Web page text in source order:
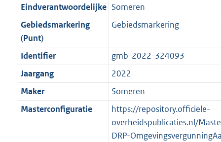
f
o
m
a
a
t
b
n
f
r
m
a
a
t
b
i
n
o
r
m
a
a
t
b
e
i
f
o
r
m
a
a
5
o
o
t
e
:
2
K
b
r
o
t
t
e
:
2
K
b
Eindverantwoordelijke Someren
Gebiedsmarkering
(Punt)
Gebiedsmarkering
Identifier
gmb-2022-324093
Jaargang
2022
Maker
Someren
Masterconfiguratie
https://repository.officiele-
overheidspublicaties.nl/
DRP-